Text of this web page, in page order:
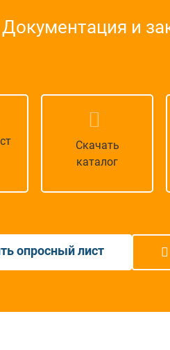
Документация и
Скачать
каталог
опросный лист